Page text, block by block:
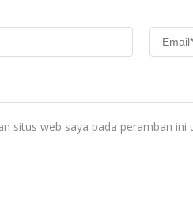
situs web saya pada peramban